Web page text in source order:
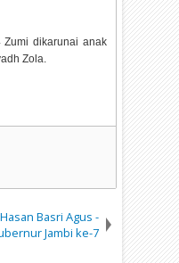
Zumi dikarunai anak
Zola.
Hasan Basri Agus -
Jambi ke-7